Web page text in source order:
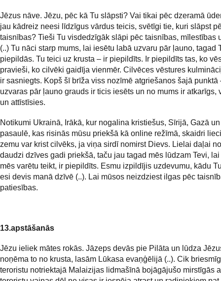
Jēzus nāve. Jēzu, pēc kā Tu slāpsti? Vai tikai pēc dzeramā
jau kādreiz neesi līdzīgus vārdus teicis, svētīgi tie, kuri slāpst
taisnības? Tieši Tu visdedzīgāk slāpi pēc taisnības, mīlestības
(..) Tu nāci starp mums, lai iesētu labā uzvaru pār ļauno, tagad
piepildās. Tu teici uz krusta – ir piepildīts. Ir piepildīts tas, ko
pravieši, ko cilvēki gaidīja vienmēr. Cilvēces vēstures
ir sasniegts. Kopš šī brīža viss nozīmē atgriešanos šajā punktā
uzvaras pār ļauno grauds ir ticis iesēts un no mums ir atkarīgs,
un attīstīsies.
Notikumi Ukrainā, Irākā, kur nogalina kristiešus, Sīrijā, Gazā
pasaulē, kas risinās mūsu priekšā kā online režīmā, skaidri
zemu var krist cilvēks, ja viņa sirdī nomirst Dievs. Lielai daļai
daudzi dzīves gadi priekšā, taču jau tagad mēs lūdzam Tevi,
mēs varētu teikt, ir piepildīts. Esmu izpildījis uzdevumu, kādu
esi devis manā dzīvē (..). Lai mūsos neizdziest ilgas pēc
patiesības.
13.apstāšanās
Jēzu ieliek mātes rokās. Jāzeps devās pie Pilāta un lūdza
noņēma to no krusta, lasām Lūkasa evaņģēlijā (..). Cik
teroristu notriektajā Malaizijas lidmašīnā bojāgājušo mirstīgās